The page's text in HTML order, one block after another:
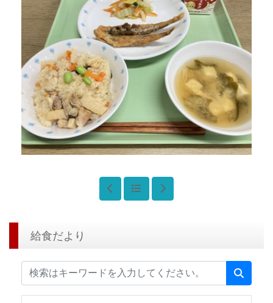
給食だより